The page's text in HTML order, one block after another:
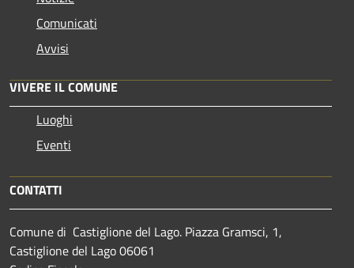
Comunicati
Avvisi
VIVERE IL COMUNE
Luoghi
Eventi
CONTATTI
Comune di Castiglione del Lago. Piazza Gramsci, 1,
Castiglione del Lago 06061